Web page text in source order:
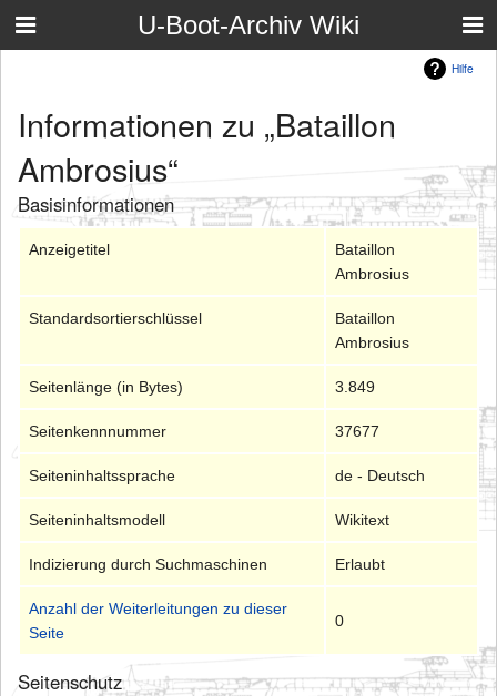
U-Boot-Archiv Wiki
Hilfe
Informationen zu „Bataillon
Ambrosius“
Basisinformationen
Anzeigetitel
Bataillon
Ambrosius
Standardsortierschlüssel
Bataillon
Ambrosius
Seitenlänge (in Bytes) 3.849
Seitenkennnummer 37677
Seiteninhaltssprache de - Deutsch
Seiteninhaltsmodell Wikitext
Indizierung durch Suchmaschinen Erlaubt
Anzahl der Weiterleitungen zu dieser
Seite
0
Seitenschutz